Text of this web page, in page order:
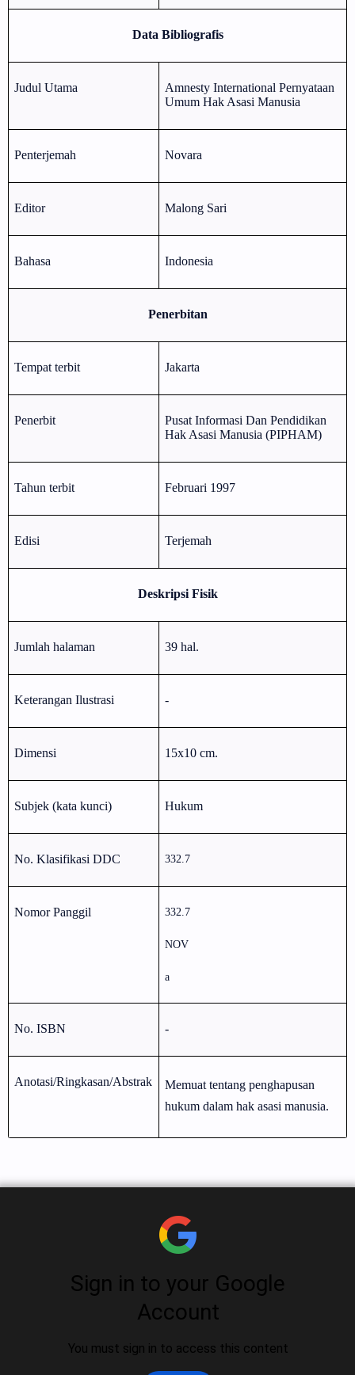
Data Bibliografis
Judul Utama
Amnesty International Pernyataan
Umum Hak Asasi Manusia
Penterjemah Novara
Editor Malong Sari
Bahasa Indonesia
Penerbitan
Tempat terbit Jakarta
Penerbit
Pusat Informasi Dan Pendidikan
Hak Asasi Manusia (PIPHAM)
Tahun terbit Februari 1997
Edisi Terjemah
Deskripsi Fisik
Jumlah halaman 39 hal.
Keterangan Ilustrasi -
Dimensi 15x10 cm.
Subjek (kata kunci) Hukum
No. Klasifikasi DDC 332.7
Nomor Panggil 332.7
NOV
a
No. ISBN -
Anotasi/Ringkasan/Abstrak
Memuat tentang penghapusan
hukum dalam hak asasi manusia.